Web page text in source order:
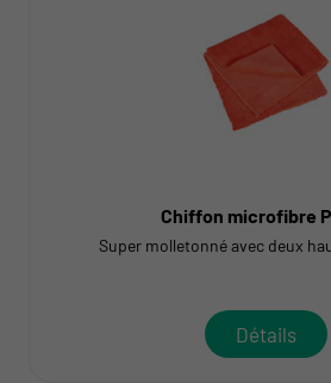
Chiffon microfibre
Super molletonné avec deux
Détails